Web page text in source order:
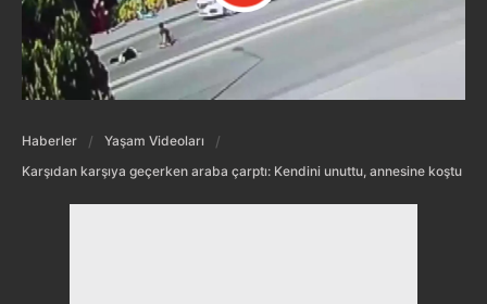
Haberler
Yaşam Videoları
Karşıdan karşıya geçerken araba çarptı: Kendini unuttu, annesine koştu